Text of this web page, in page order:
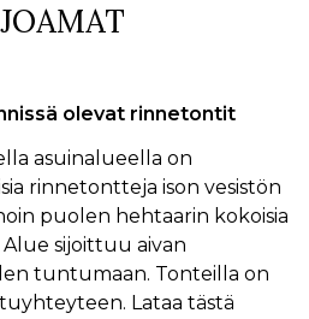
olevat rinnetontit
asuinalueella on
rinnetontteja ison vesistön
puolen hehtaarin kokoisia
sijoittuu aivan
tuntumaan. Tonteilla on
Lataa tästä